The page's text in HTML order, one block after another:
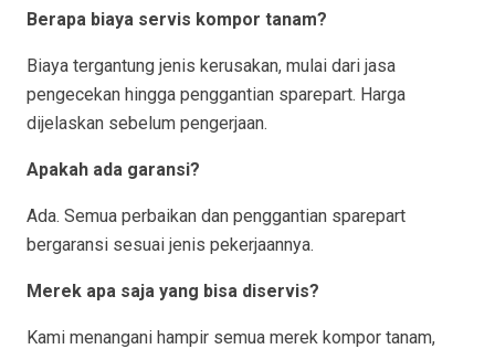
Berapa biaya servis kompor tanam?
Biaya tergantung jenis kerusakan, mulai dari jasa
pengecekan hingga penggantian sparepart. Harga
dijelaskan sebelum pengerjaan.
Apakah ada garansi?
Ada. Semua perbaikan dan penggantian sparepart
bergaransi sesuai jenis pekerjaannya.
Merek apa saja yang bisa diservis?
Kami menangani hampir semua merek kompor tanam,